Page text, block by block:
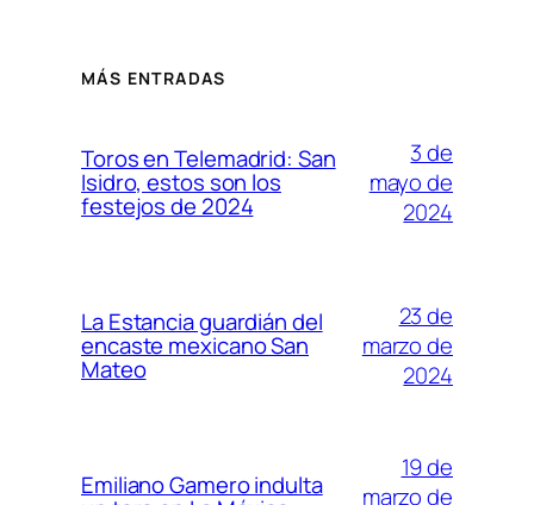
MÁS ENTRADAS
Toros en Telemadrid: San
Isidro, estos son los
festejos de 2024
3 de
mayo de
2024
La Estancia guardián del
encaste mexicano San
Mateo
23 de
marzo de
2024
Emiliano Gamero indulta
19 de
marzo de